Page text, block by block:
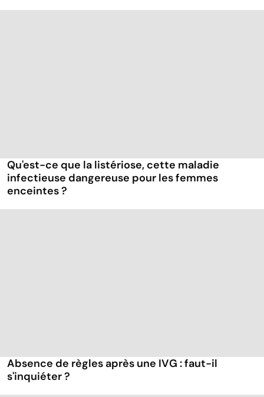
Qu'est-ce que la listériose, cette maladie
infectieuse dangereuse pour les femmes
enceintes ?
Absence de règles après une IVG : faut-il
s'inquiéter ?